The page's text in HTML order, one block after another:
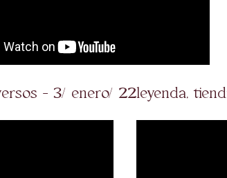
- 3/ enero/ 22leyenda,